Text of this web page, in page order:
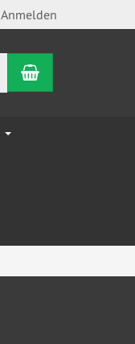
Anmelden
Warenkorb